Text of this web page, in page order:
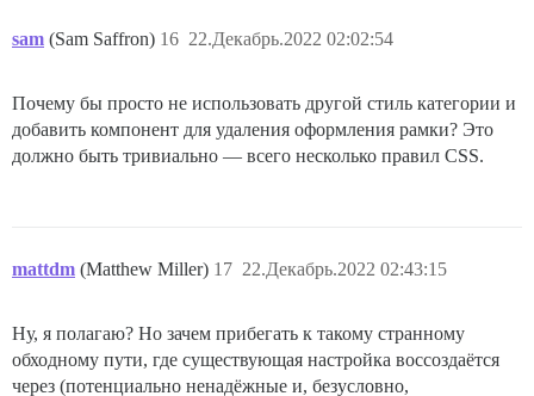
sam (Sam Saffron) 22.Декабрь.2022 02:02:54
16
Почему бы просто не использовать другой стиль категории и
добавить компонент для удаления оформления рамки? Это
должно быть тривиально — всего несколько правил CSS.
mattdm (Matthew Miller) 22.Декабрь.2022 02:43:15
17
Ну, я полагаю? Но зачем прибегать к такому странному
обходному пути, где существующая настройка воссоздаётся
через (потенциально ненадёжные и, безусловно,